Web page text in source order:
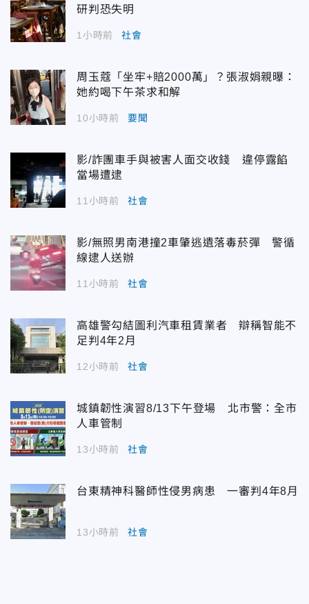
研判恐失明
1小時前 社會
周玉蔻「坐牢+賠2000萬」？張淑娟親曝：
她約喝下午茶求和解
10小時前 要聞
影/詐團車手與被害人面交收錢 違停露餡
當場遭逮
11小時前 社會
影/無照男南港撞2車肇逃遺落毒菸彈 警循
線逮人送辦
11小時前 社會
高雄警勾結圖利汽車租賃業者 辯稱智能不
足判4年2月
12小時前 社會
城鎮韌性演習8/13下午登場 北市警：全市
人車管制
13小時前 社會
台東精神科醫師性侵男病患 一審判4年8月
13小時前 社會